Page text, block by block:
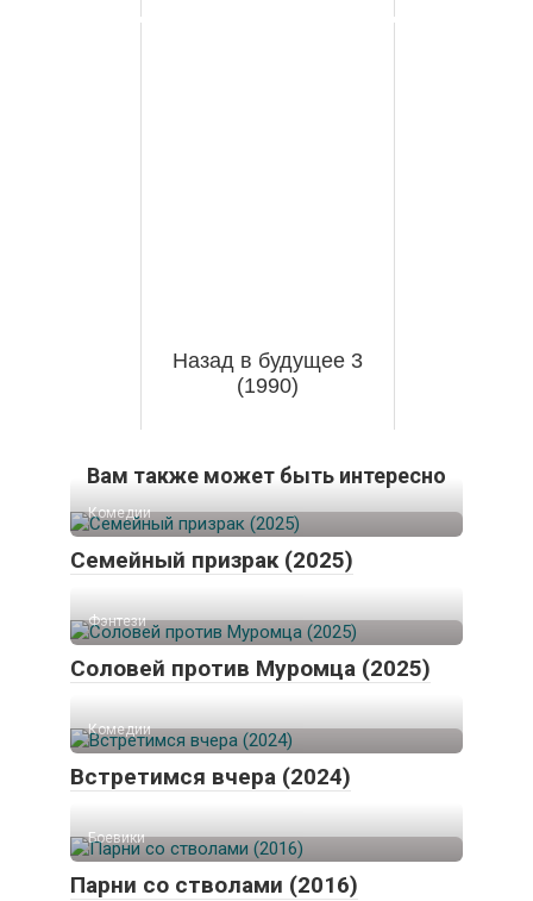
Назад в будущее 3
(1990)
Вам также может быть интересно
Комедии
Семейный призрак (2025)
Фэнтези
Соловей против Муромца (2025)
Комедии
Встретимся вчера (2024)
Боевики
Парни со стволами (2016)